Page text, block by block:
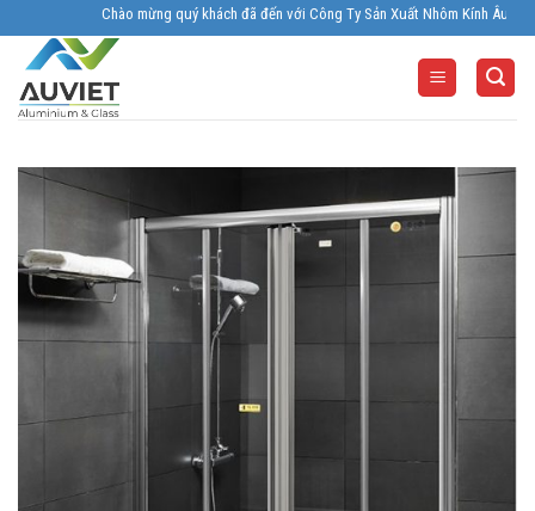
to
content
Chào mừng quý khách đã đến với Công Ty Sản Xuất Nhôm Kính Âu Viêt.